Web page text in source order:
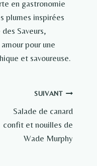
en gastronomie
plumes inspirées
Saveurs,
pour une
et savoureuse.
SUIVANT
Salade de canard
confit et nouilles de
Wade Murphy